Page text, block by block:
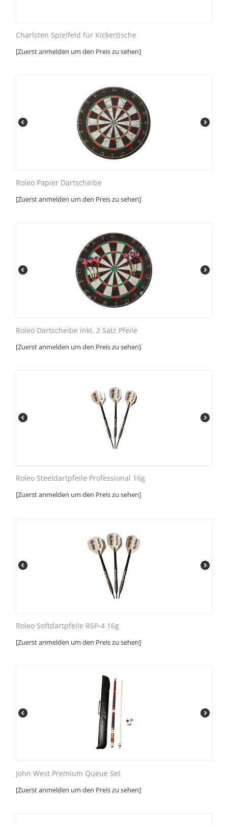
Charlsten Spielfeld für Kickertische
[Zuerst anmelden um den Preis zu sehen]
Roleo Papier Dartscheibe
[Zuerst anmelden um den Preis zu sehen]
Roleo Dartscheibe inkl. 2 Satz Pfeile
[Zuerst anmelden um den Preis zu sehen]
Roleo Steeldartpfeile Professional 16g
[Zuerst anmelden um den Preis zu sehen]
Roleo Softdartpfeile RSP-4 16g
[Zuerst anmelden um den Preis zu sehen]
John West Premium Queue Set
[Zuerst anmelden um den Preis zu sehen]